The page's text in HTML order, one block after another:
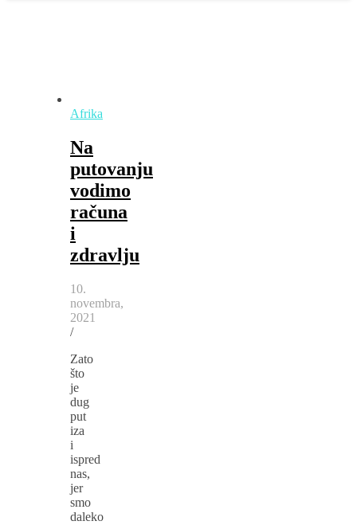
Afrika
Na
putovanju
vodimo
računa
i
zdravlju
10.
novembra,
2021
/
Zato
što
je
dug
put
iza
i
ispred
nas,
jer
smo
daleko